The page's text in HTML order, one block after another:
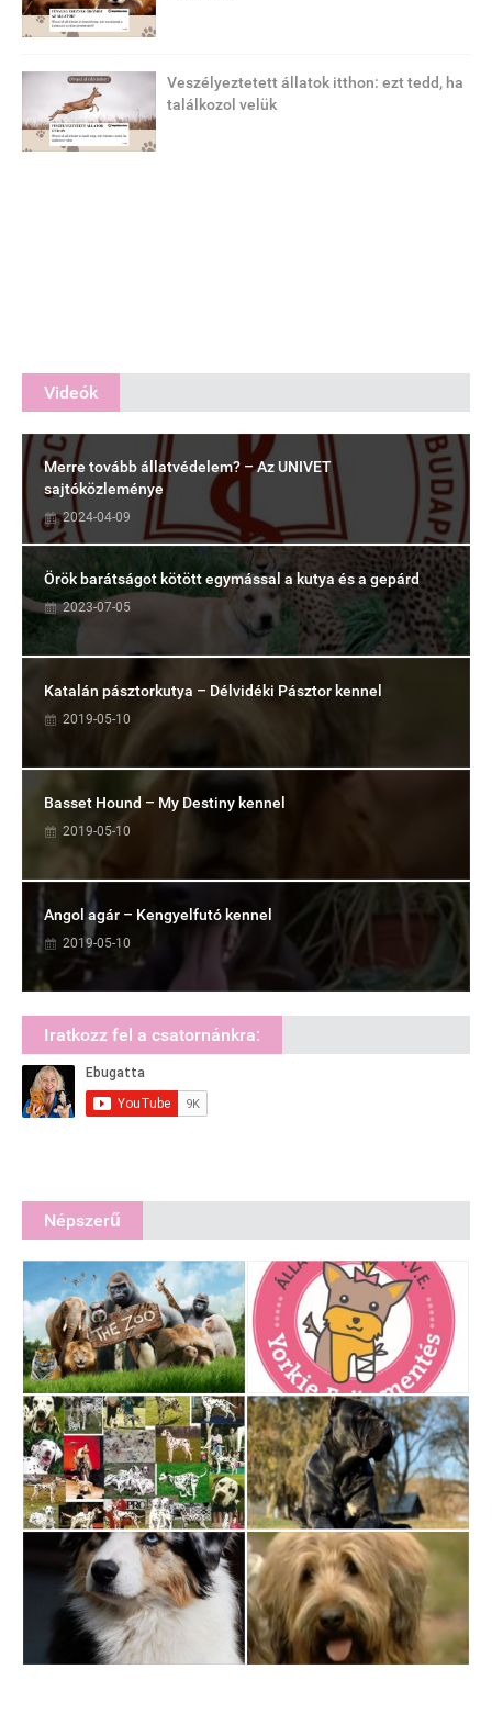
Veszélyeztetett állatok itthon: ezt tedd, ha
találkozol velük
Videók
Merre tovább állatvédelem? – Az UNIVET
sajtóközleménye
2024-04-09
Örök barátságot kötött egymással a kutya és a gepárd
2023-07-05
Katalán pásztorkutya – Délvidéki Pásztor kennel
2019-05-10
Basset Hound – My Destiny kennel
2019-05-10
Angol agár – Kengyelfutó kennel
2019-05-10
Iratkozz fel a csatornánkra:
Népszerű